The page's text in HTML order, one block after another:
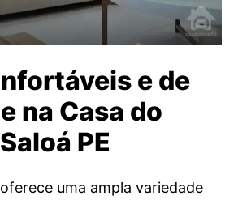
e de
na Casa do
PE
uma ampla variedade